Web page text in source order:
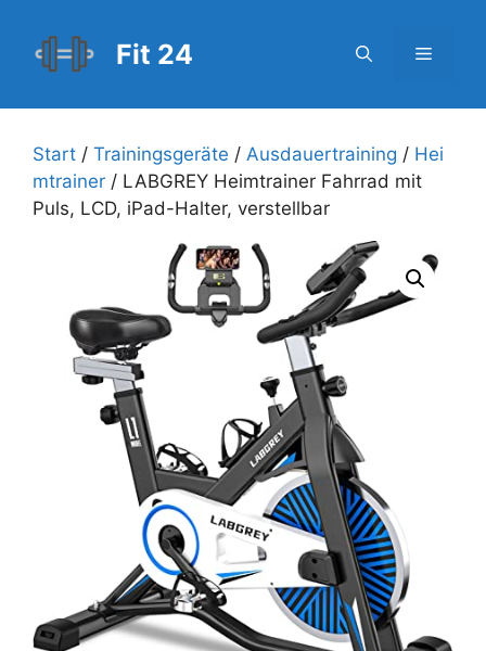
Inhalt
springen
Fit 24 Menü
Start / Trainingsgeräte / Ausdauertraining / Hei
mtrainer / LABGREY Heimtrainer Fahrrad mit
Puls, LCD, iPad-Halter, verstellbar